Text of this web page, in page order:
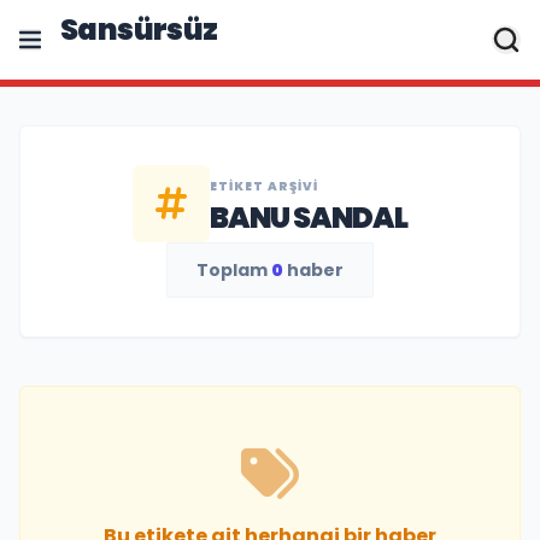
Sansürsüz
ETIKET ARŞIVI
BANU SANDAL
Toplam 0 haber